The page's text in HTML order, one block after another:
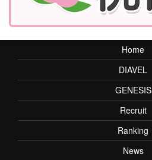
Home
DIAVEL
GENESIS
Recruit
Ranking
News